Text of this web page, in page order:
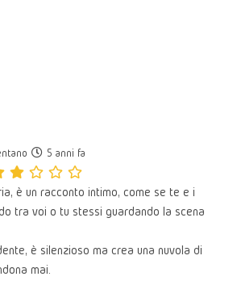
5 anni fa
è un racconto intimo, come se te e i
tra voi o tu stessi guardando la scena
è silenzioso ma crea una nuvola di
mai.